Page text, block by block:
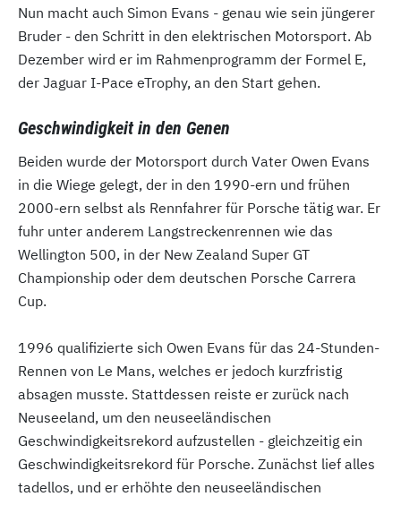
Nun macht auch Simon Evans - genau wie sein jüngerer
Bruder - den Schritt in den elektrischen Motorsport. Ab
Dezember wird er im Rahmenprogramm der Formel E,
der Jaguar I-Pace eTrophy, an den Start gehen.
Geschwindigkeit in den Genen
Beiden wurde der Motorsport durch Vater Owen Evans
in die Wiege gelegt, der in den 1990-ern und frühen
2000-ern selbst als Rennfahrer für Porsche tätig war. Er
fuhr unter anderem Langstreckenrennen wie das
Wellington 500, in der New Zealand Super GT
Championship oder dem deutschen Porsche Carrera
Cup.
1996 qualifizierte sich Owen Evans für das 24-Stunden-
Rennen von Le Mans, welches er jedoch kurzfristig
absagen musste. Stattdessen reiste er zurück nach
Neuseeland, um den neuseeländischen
Geschwindigkeitsrekord aufzustellen - gleichzeitig ein
Geschwindigkeitsrekord für Porsche. Zunächst lief alles
tadellos, und er erhöhte den neuseeländischen